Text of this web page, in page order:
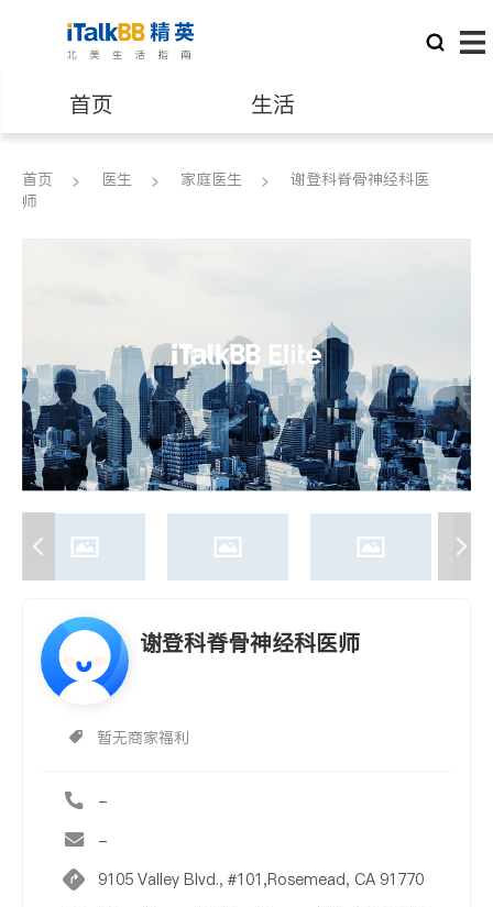
首页 生活
医生 律师
养老 非盈利组织
首页 医生 家庭医生
谢登科脊骨神经科医
师
谢登科脊骨神经科医师
暂无商家福利
-
-
9105 Valley Blvd., #101,Rosemead, CA 91770